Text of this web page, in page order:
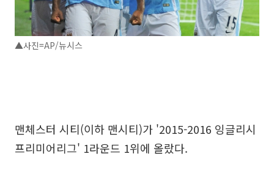
▲사진=AP/뉴시스
맨체스터 시티(이하 맨시티)가 '2015-2016 잉글리시
프리미어리그' 1라운드 1위에 올랐다.